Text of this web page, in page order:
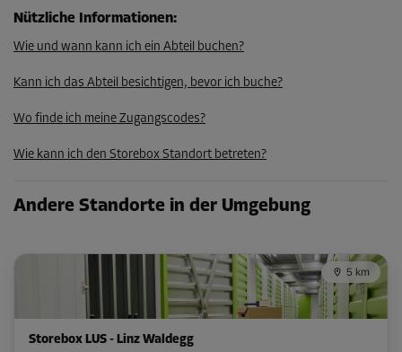
Fläche: 1,7 m²
-20%
64,00 EUR/Mon
Fläche: 4,5 m²
Volumen: 12,6 m³
L:2,7m B:1,7m H:2,8m
Nützliche Informationen:
Wie und wann kann ich ein Abteil buchen?
Kann ich das Abteil besichtigen, bevor ich buche?
Wo finde ich meine Zugangscodes?
Wie kann ich den Storebox Standort betreten?
Andere Standorte in der Umgebung
5 km
Storebox LUS - Linz Waldegg